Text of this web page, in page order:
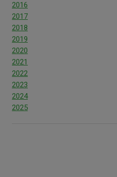
2016
2017
2018
2019
2020
2021
2022
2023
2024
2025